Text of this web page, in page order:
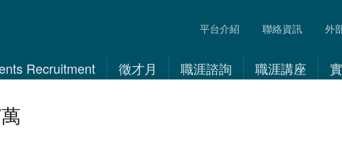
平台介紹 聯絡資訊 外
Recruitment 徵才月 職涯諮詢 職涯講座